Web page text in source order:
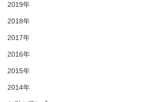
2019年
2018年
2017年
2016年
2015年
2014年